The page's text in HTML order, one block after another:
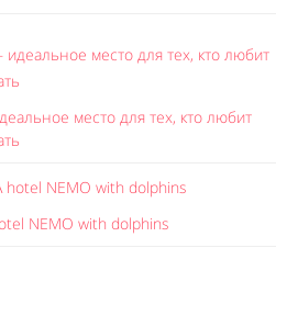
место для тех, кто любит
NEMO with dolphins